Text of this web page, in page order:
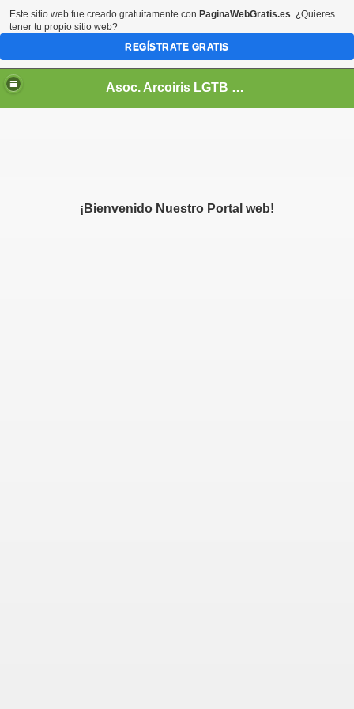
Asoc. Arcoiris LGTB de Honduras
¡Bienvenido Nuestro Portal web!
Este sitio web fue creado gratuitamente con PaginaWebGratis.es. ¿Quieres
tener tu propio sitio web?
REGÍSTRATE GRATIS